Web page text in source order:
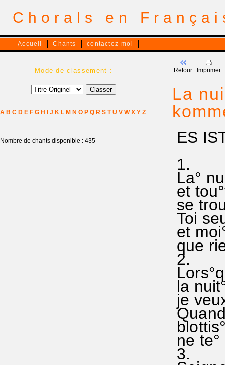
Chorals en
Accueil Chants contactez-moi
Mode de classement :
A B C D E F G H J K L M N O P Q R S T U V W X Y Z
Nombre de chants disponible : 435
Retour Imprimer
La
ES
1.
La°
et
se
Toi
et
que
2.
la
je
ne te°
3.